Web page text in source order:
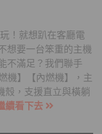
！就想趴在客廳電
想要一台笨重的主機
不滿足？我們聯手
機】【內燃機】，主
殼，支援直立與橫躺
續看下去